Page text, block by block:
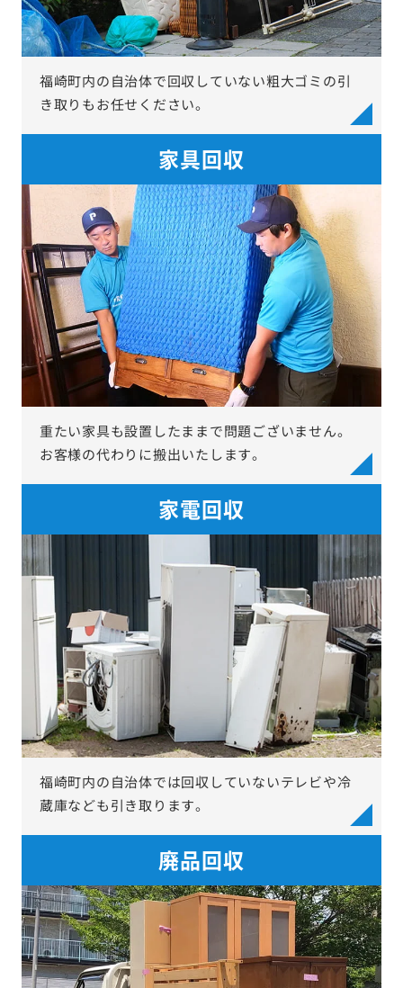
福崎町内の自治体で回収していない粗大ゴミの引
き取りもお任せください。
家具回収
重たい家具も設置したままで問題ございません。
お客様の代わりに搬出いたします。
家電回収
福崎町内の自治体では回収していないテレビや冷
蔵庫なども引き取ります。
廃品回収